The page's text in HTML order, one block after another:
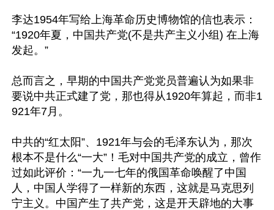
李达1954年写给上海革命历史博物馆的信也表示：
“1920年夏，中国共产党(不是共产主义小组) 在上海
发起。”
总而言之，早期的中国共产党党员普遍认为如果非
要说中共正式建了党，那也得从1920年算起，而非1
921年7月。
中共的“红太阳”、1921年与会的毛泽东认为，那次
根本不是什么“一大”！毛对中国共产党的成立，曾作
过如此评价：“一九一七年的俄国革命唤醒了中国
人，中国人学得了一样新的东西，这就是马克思列
宁主义。中国产生了共产党，这是开天辟地的大事